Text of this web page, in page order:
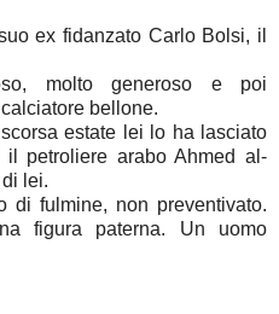
ex fidanzato Carlo Bolsi, il
molto generoso e poi
bellone.
estate lei lo ha lasciato
petroliere arabo Ahmed al-
lei.
di fulmine, non preventivato.
figura paterna. Un uomo